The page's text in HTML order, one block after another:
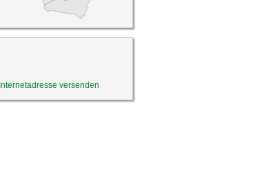
Internetadresse versenden